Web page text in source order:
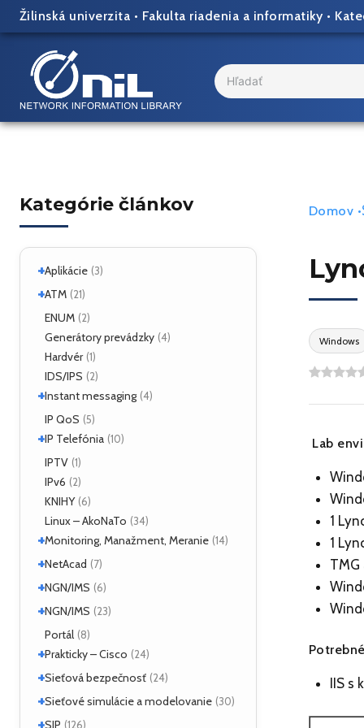
Skip
to
content
Žilinská univerzita • Fakulta riadenia a informatiky •
Search
...
Kategórie článkov
+Aplikácie (3)
Linux
+ATM (21)
ATM Linux
+Hardvér (6)
ENUM (2)
Generátory prevádzky (4)
Hardvér (1)
IDS/IPS (2)
+Instant messaging (4)
SIMPLE
XMPP (2)
IP QoS (5)
+IP Telefónia (10)
VoIP
IPTV (1)
IPv6 (2)
KNIHY (6)
Linux – AkoNaTo (34)
+Monitoring, Manažment, Meranie (14)
Nástroje
NetFlow
SNMP
+NetAcad (7)
CCNA
Príklady
+NGN/IMS (6)
Kamailio IMS
OpenIMSCore
+NGN/IMS (23)
Kamailio IMS
OpenIMSCore
Portál (8)
+Prakticky – Cisco (24)
ASA (1)
Monitoring
+Sieťová bezpečnosť (24)
Analyzátory (1)
Moloch
+Sieťové simulácie a modelovanie (30)
Dynamips/Dynagen
+SIP (126)
Domov •
Windows
Lab
1
1
TMG
IIS